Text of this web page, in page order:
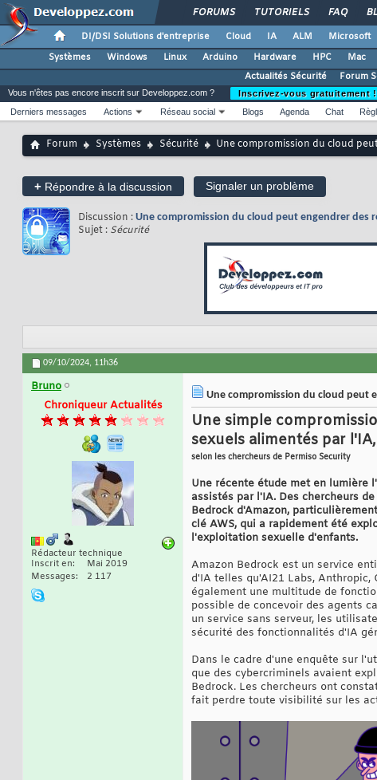
FORUMS TUTORIELS FAQ
DI/DSI Solutions d'entreprise Cloud IA ALM Microsoft
Systèmes
Windows Linux Arduino Hardware HPC Mac
Actualités Sécurité
Forum
Vous n'êtes pas encore inscrit sur Developpez.com ?
Inscrivez-vous gratuitement !
Derniers messages
Actions Réseau social Blogs Agenda Chat
Forum Systèmes Sécurité Une compromission du cloud
+ Répondre à la discussion Signaler un problème
Discussion : Une compromission du cloud peut engendrer des
Sujet : Sécurité
09/10/2024, 11h36
Bruno
Chroniqueur Actualités
Rédacteur technique
Inscrit en
Mai 2019
Messages
2 117
Une compromission du cloud peut
Une simple
sexuels alimentés par l'IA,
selon les chercheurs de Permiso Security
Une récente étude met en lumière
assistés par l'IA. Des chercheurs
Bedrock d'Amazon,
clé AWS, qui a rapidement été
l'exploitation sexuelle d'enfants.
Amazon Bedrock est un service
d'IA telles qu'AI21 Labs,
également une multitude de
possible de concevoir des agents
un service sans serveur, les
sécurité des fonctionnalités d'IA
Dans le cadre d'une enquête sur
que des cybercriminels avaient
Bedrock. Les chercheurs ont
fait perdre toute visibilité sur les